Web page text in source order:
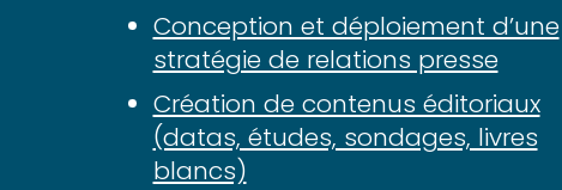
Conception et déploiement d’une
stratégie de relations presse
Création de contenus éditoriaux
(datas, études, sondages, livres
blancs)